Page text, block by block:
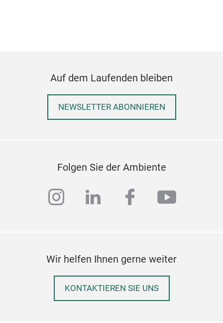
Auf dem Laufenden bleiben
NEWSLETTER ABONNIEREN
Folgen Sie der Ambiente
instagram
linkedinfacebook
Wir helfen Ihnen gerne weiter
KONTAKTIEREN SIE UNS